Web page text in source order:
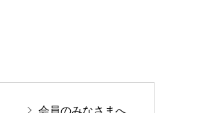
会員のみなさまへ